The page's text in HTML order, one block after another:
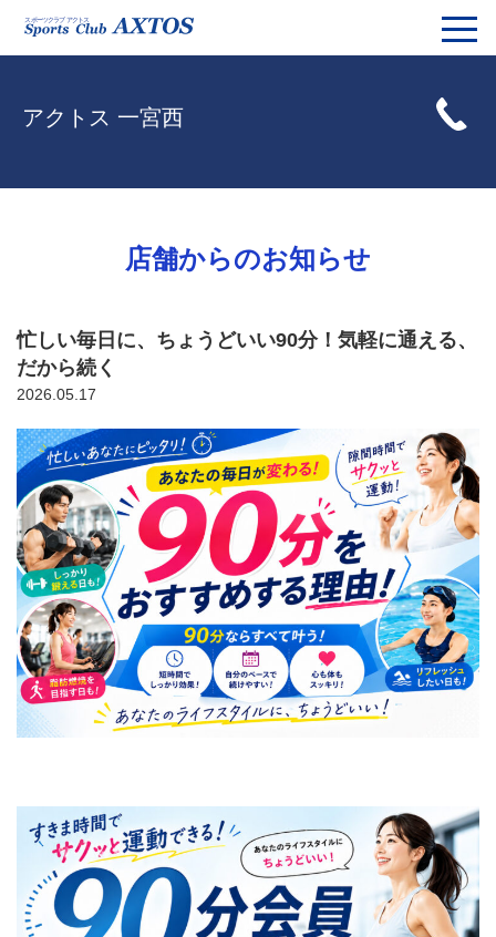
アクトス 一宮西
店舗からのお知らせ
忙しい毎日に、ちょうどいい90分！気軽に通える、
だから続く
2026.05.17